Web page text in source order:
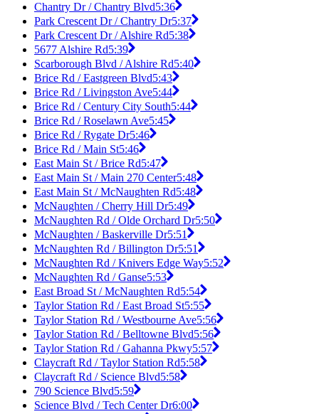
Chantry Dr / Chantry Blvd5:36
Park Crescent Dr / Chantry Dr5:37
Park Crescent Dr / Alshire Rd5:38
5677 Alshire Rd5:39
Scarborough Blvd / Alshire Rd5:40
Brice Rd / Eastgreen Blvd5:43
Brice Rd / Livingston Ave5:44
Brice Rd / Century City South5:44
Brice Rd / Roselawn Ave5:45
Brice Rd / Rygate Dr5:46
Brice Rd / Main St5:46
East Main St / Brice Rd5:47
East Main St / Main 270 Center5:48
East Main St / McNaughten Rd5:48
McNaughten / Cherry Hill Dr5:49
McNaughten Rd / Olde Orchard Dr5:50
McNaughten / Baskerville Dr5:51
McNaughten Rd / Billington Dr5:51
McNaughten Rd / Knivers Edge Way5:52
McNaughten Rd / Ganse5:53
East Broad St / McNaughten Rd5:54
Taylor Station Rd / East Broad St5:55
Taylor Station Rd / Westbourne Ave5:56
Taylor Station Rd / Belltowne Blvd5:56
Taylor Station Rd / Gahanna Pkwy5:57
Claycraft Rd / Taylor Station Rd5:58
Claycraft Rd / Science Blvd5:58
790 Science Blvd5:59
Science Blvd / Tech Center Dr6:00